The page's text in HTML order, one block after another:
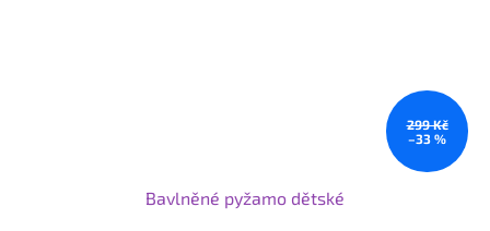
299 Kč
–33 %
Bavlněné pyžamo dětské